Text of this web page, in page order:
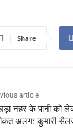
Share
article
नहर के पानी को
अलग: कुमारी